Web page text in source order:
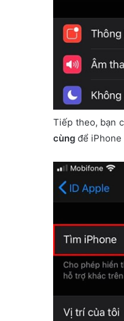
Tiếp theo, bạn
cùng để